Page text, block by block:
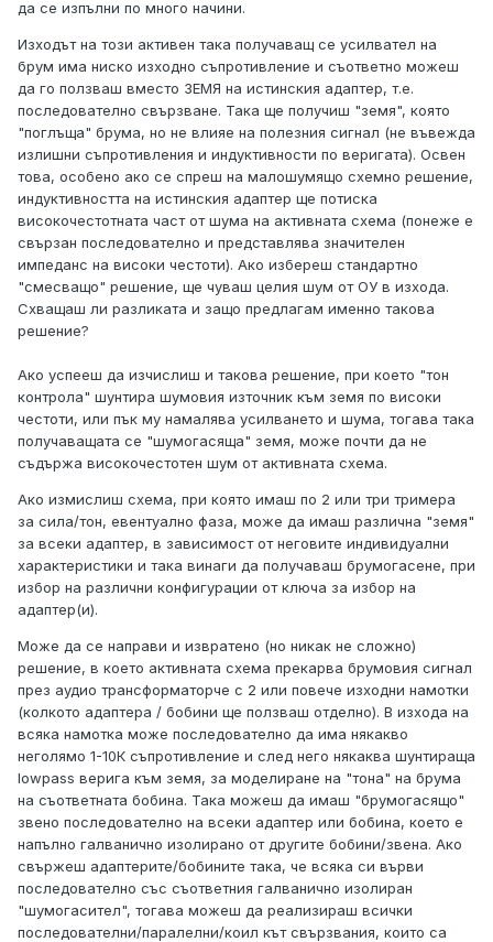
да се изпълни по много начини.
Изходът на този активен така получаващ се усилвател на
брум има ниско изходно съпротивление и съответно можеш
да го ползваш вместо ЗЕМЯ на истинския адаптер, т.е.
последователно свързване. Така ще получиш "земя", която
"поглъща" брума, но не влияе на полезния сигнал (не въвежда
излишни съпротивления и индуктивности по веригата). Освен
това, особено ако се спреш на малошумящо схемно решение,
индуктивността на истинския адаптер ще потиска
високочестотната част от шума на активната схема (понеже е
свързан последователно и представлява значителен
импеданс на високи честоти). Ако избереш стандартно
"смесващо" решение, ще чуваш целия шум от ОУ в изхода.
Схващаш ли разликата и защо предлагам именно такова
решение?
Ако успееш да изчислиш и такова решение, при което "тон
контрола" шунтира шумовия източник към земя по високи
честоти, или пък му намалява усилването и шума, тогава така
получаващата се "шумогасяща" земя, може почти да не
съдържа високочестотен шум от активната схема.
Ако измислиш схема, при която имаш по 2 или три тримера
за сила/тон, евентуално фаза, може да имаш различна "земя"
за всеки адаптер, в зависимост от неговите индивидуални
характеристики и така винаги да получаваш брумогасене, при
избор на различни конфигурации от ключа за избор на
адаптер(и).
Може да се направи и извратено (но никак не сложно)
решение, в което активната схема прекарва брумовия сигнал
през аудио трансформаторче с 2 или повече изходни намотки
(колкото адаптера / бобини ще ползваш отделно). В изхода на
всяка намотка може последователно да има някакво
неголямо 1-10К съпротивление и след него някаква шунтираща
lowpass верига към земя, за моделиране на "тона" на брума
на съответната бобина. Така можеш да имаш "брумогасящо"
звено последователно на всеки адаптер или бобина, което е
напълно галванично изолирано от другите бобини/звена. Ако
свържеш адаптерите/бобините така, че всяка си върви
последователно със съответния галванично изолиран
"шумогасител", тогава можеш да реализираш всички
последователни/паралелни/коил кът свързвания, които са